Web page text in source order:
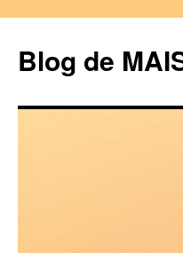
Blog de